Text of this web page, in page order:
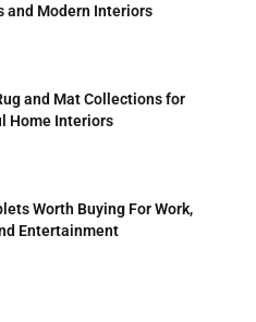
and Modern Interiors
and Mat Collections for
Home Interiors
Worth Buying For Work,
Entertainment